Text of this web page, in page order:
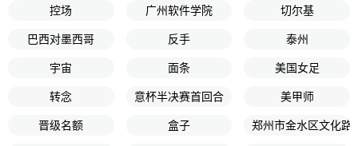
控场 广州软件学院 切尔基
巴西对墨西哥 反手 泰州
宇宙 面条 美国女足
转念 意杯半决赛首回合 美甲师
晋级名额 盒子 郑州市金水区文化路